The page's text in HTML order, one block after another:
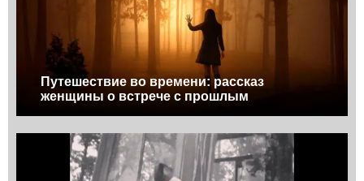
Путешествие во времени: рассказ
женщины о встрече с прошлым